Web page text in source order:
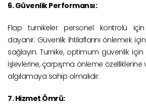
6. Güvenlik Performansı:
Flap turnikeler personel kontrolü için
dayanır. Güvenlik ihtilaflarını önlemek
sağlayın. Turnike, optimum güvenlik
işlevlerine, çarpışma önleme özelliklerine
algılamaya sahip olmalıdır.
7. Hizmet Ömrü: